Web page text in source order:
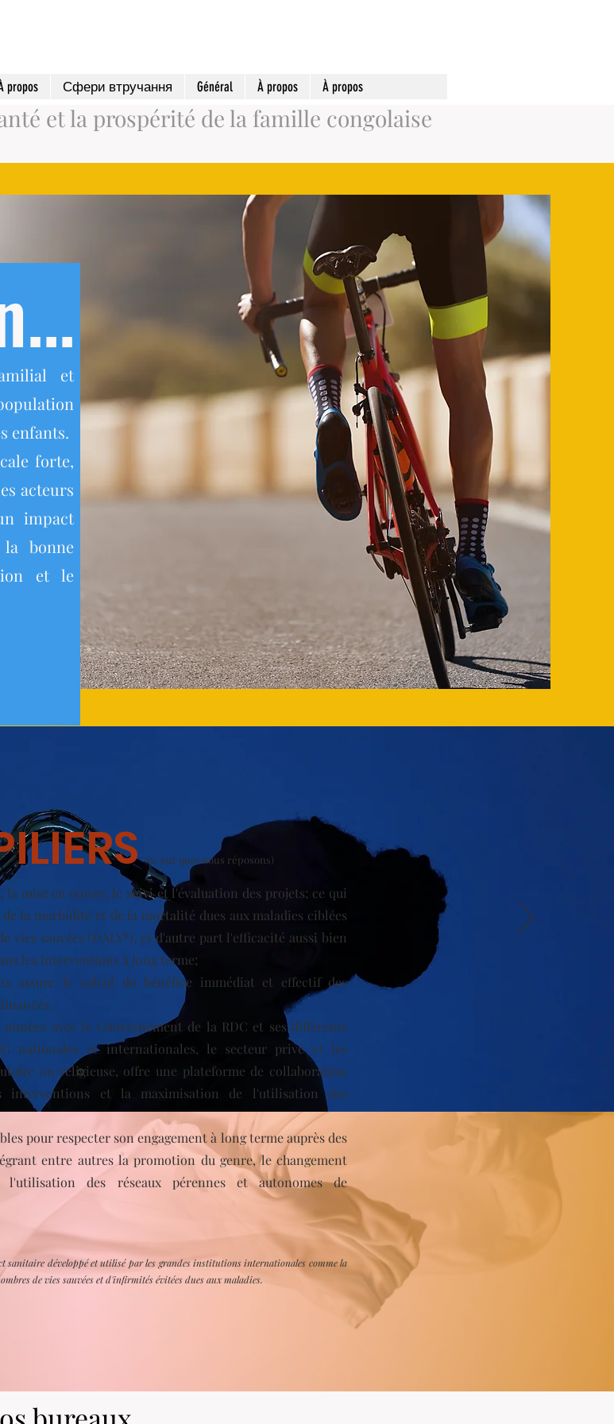
propos Сфери втручання Général À propos À propos
et la prospérité de la famille congolaise
et
enfants.
forte,
acteurs
impact
bonne
et le
(ce sur quoi nous réposons)
la mise en œuvre, le suivi et l'évaluation des projets; ce qui
la morbidité et de la mortalité dues aux maladies ciblées
vies sauvées (DALY*), et d'autre part l'efficacité aussi bien
les interventions à long terme;
assure le calcul du bénéfice immédiat et effectif des
avec le Gouvernement de la RDC et ses différents
nationales et internationales, le secteur privé et les
ou religieuse, offre une plateforme de collaboration
interventions et la maximisation de l'utilisation des
pour respecter son engagement à long terme auprès des
entre autres la promotion du genre, le changement
l'utilisation des réseaux pérennes et autonomes de
sanitaire développé et utilisé par les grandes institutions internationales comme la
de vies sauvées et d'infirmités évitées dues aux maladies.